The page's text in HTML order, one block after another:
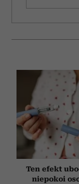
Ten efekt
niepokoi